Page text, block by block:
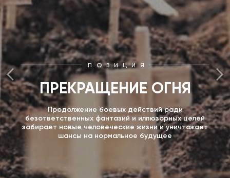
ПОЗИЦИЯ
ПРЕКРАЩЕНИЕ ОГНЯ
Продолжение боевых действий ради
безответственных фантазий и иллюзорных целей
забирает новые человеческие жизни и уничтожает
шансы на нормальное будущее